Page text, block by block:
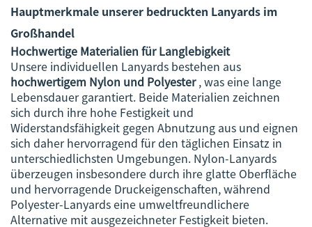
Hauptmerkmale unserer bedruckten Lanyards im
Großhandel
Hochwertige Materialien für Langlebigkeit
Unsere individuellen Lanyards bestehen aus
hochwertigem Nylon und Polyester, was eine lange
Lebensdauer garantiert. Beide Materialien zeichnen
sich durch ihre hohe Festigkeit und
Widerstandsfähigkeit gegen Abnutzung aus und eignen
sich daher hervorragend für den täglichen Einsatz in
unterschiedlichsten Umgebungen. Nylon-Lanyards
überzeugen insbesondere durch ihre glatte Oberfläche
und hervorragende Druckeigenschaften, während
Polyester-Lanyards eine umweltfreundlichere
Alternative mit ausgezeichneter Festigkeit bieten.